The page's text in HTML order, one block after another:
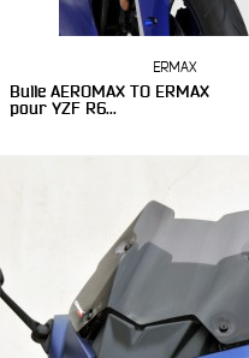
ERMAX
Bulle AEROMAX TO ERMAX
pour YZF R6...